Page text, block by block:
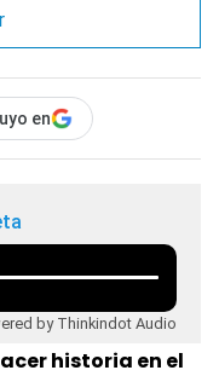
en
by Thinkindot Audio
historia en el